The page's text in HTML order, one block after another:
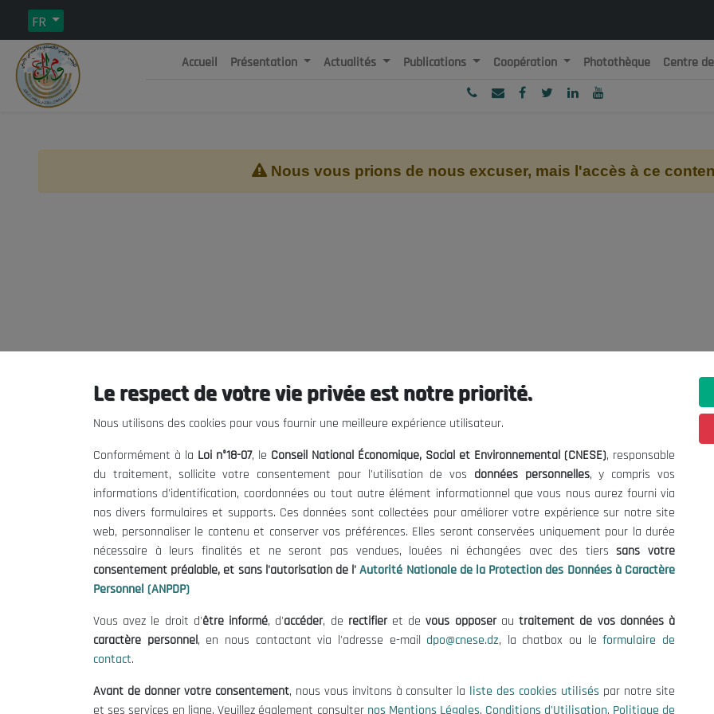
FR
République Algérienne Démocratique et Populaire
Accueil Présentation Actualités Publications Coopération Photothèque Centre
Nous vous prions de nous excuser, mais l'accès à ce
Le CNESE
Le président
Organisation
Publications
Informations utiles
Mentions Légales
Conditions d'Utilisation
Politique de Protection des Données
Politique des Cookies
contact@cnese.dz
Suggestions ou Initiatives ?
Newsletter
Inscrivez-vous, soyez le premier à
nos dernières nouvelles.
Suivez-Nous!
© 2026 Conseil National Économique, Social et Environnemental
Le respect de votre vie privée est notre priorité.
Nous utilisons des cookies pour vous fournir une meilleure expérience utilisateur.
Conformément à la Loi n°18-07, le Conseil National Économique, Social et Environnemental (CNESE), responsable
du traitement, sollicite votre consentement pour l'utilisation de vos données personnelles, y compris vos
informations d'identification, coordonnées ou tout autre élément informationnel que vous nous aurez fourni via
nos divers formulaires et supports. Ces données sont collectées pour améliorer votre expérience sur notre site
web, personnaliser le contenu et conserver vos préférences. Elles seront conservées uniquement pour la durée
nécessaire à leurs finalités et ne seront pas vendues, louées ni échangées avec des tierssans votre
consentement préalable, et sans l'autorisation de l' Autorité Nationale de la Protection des Données à Caractère
Personnel (ANPDP)
Vous avez le droit d'être informé, d'accéder, de rectifieret devous opposerautraitement de vos données à
caractère personnel, en nous contactant via l'adresse e-mail dpo@cnese.dz, la chatbox ou leformulaire de
contact.
Avant de donner votre consentement, nous vous invitons à consulter la liste des cookies utilisés par notre site
et ses services en ligne. Veuillez également consulter nos Mentions Légales, Conditions d'Utilisation, Politique de